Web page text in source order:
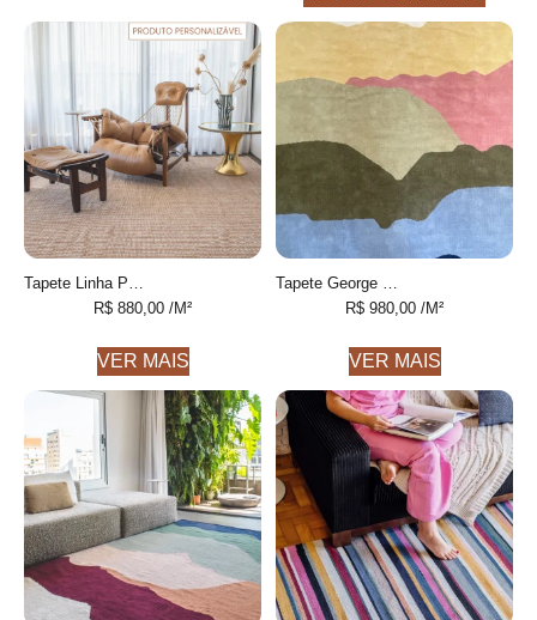
Tapete Linha Personalizável listrado feito à mão, 100% algodão reciclado
R$ 880,00 /M²
VER MAIS
Tapete George Cotelê de algodão desenhado feito à mão
R$ 980,00 /M²
VER MAIS